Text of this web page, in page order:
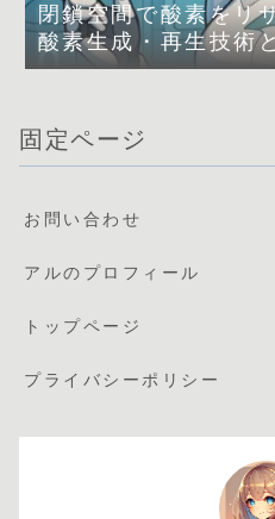
閉鎖空間で酸素をリ
酸素生成・再生技術
固定ページ
お問い合わせ
アルのプロフィール
トップページ
プライバシーポリシー